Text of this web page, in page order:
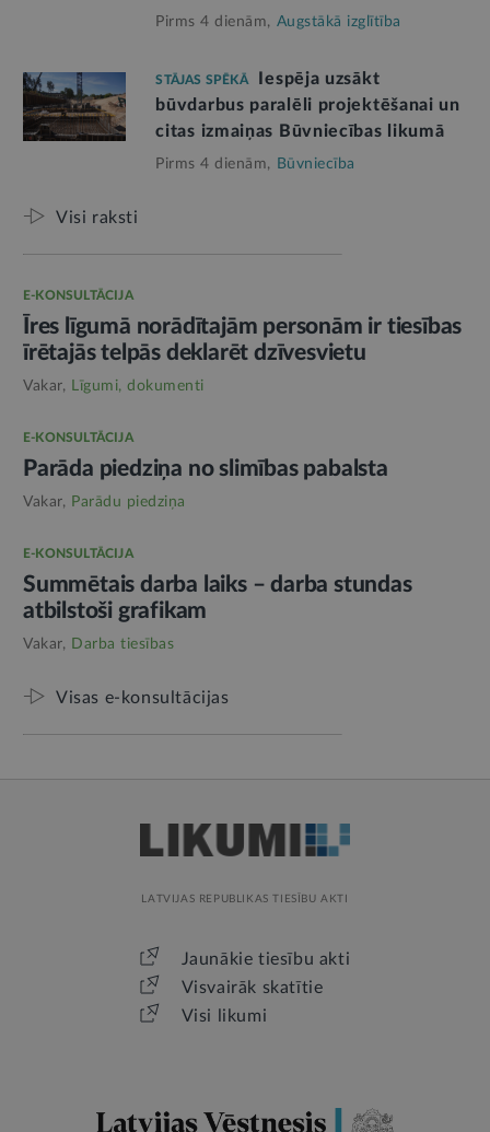
Pirms 4 dienām, Augstākā izglītība
STĀJAS SPĒKĀ
Iespēja uzsākt
būvdarbus paralēli projektēšanai un
citas izmaiņas Būvniecības likumā
Pirms 4 dienām, Būvniecība
Visi raksti
E-KONSULTĀCIJA
Īres līgumā norādītajām personām ir tiesības
īrētajās telpās deklarēt dzīvesvietu
Vakar, Līgumi, dokumenti
E-KONSULTĀCIJA
Parāda piedziņa no slimības pabalsta
Vakar, Parādu piedziņa
E-KONSULTĀCIJA
Summētais darba laiks – darba stundas
atbilstoši grafikam
Vakar, Darba tiesības
Visas e-konsultācijas
LATVIJAS REPUBLIKAS TIESĪBU AKTI
Jaunākie tiesību akti
Visvairāk skatītie
Visi likumi